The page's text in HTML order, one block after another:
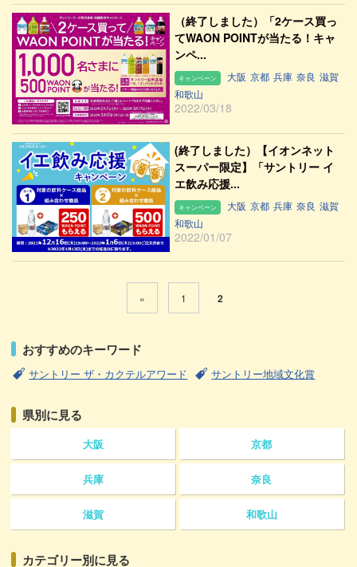
（終了しました）「2ケース買っ
てWAON POINTが当たる！キャ
ンペ...
キャンペーン 大阪 京都 兵庫 奈良 滋賀
和歌山
2022/03/18
(終了しました）【イオンネット
スーパー限定】「サントリー イ
エ飲み応援...
キャンペーン 大阪 京都 兵庫 奈良 滋賀
和歌山
2022/01/07
« 1 2
おすすめのキーワード
サントリー ザ・カクテルアワード サントリー地域文化賞
県別に見る
大阪 京都
兵庫 奈良
滋賀 和歌山
カテゴリー別に見る